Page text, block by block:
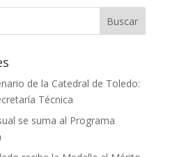
de la Catedral de Toledo:
Técnica
se suma al Programa